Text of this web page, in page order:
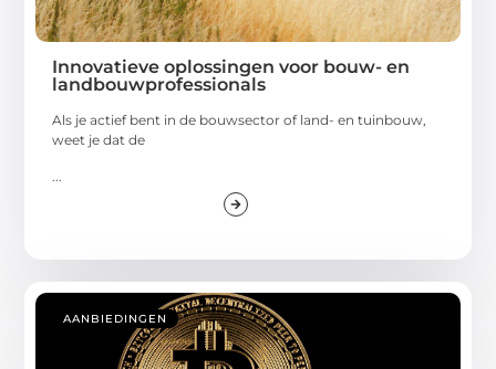
Innovatieve oplossingen voor bouw- en
landbouwprofessionals
Als je actief bent in de bouwsector of land- en tuinbouw,
weet je dat de
AANBIEDINGEN